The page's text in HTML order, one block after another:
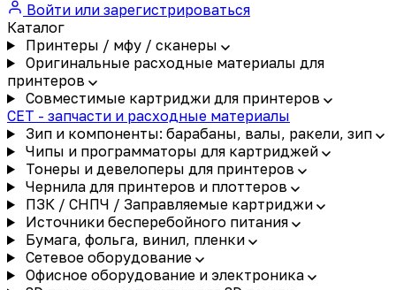
Войти или зарегистрироваться
Каталог
Принтеры / мфу / сканеры
Оригинальные расходные материалы для
принтеров
Совместимые картриджи для принтеров
CET - запчасти и расходные материалы
Зип и компоненты: барабаны, валы, ракели, зип
Чипы и программаторы для картриджей
Тонеры и девелоперы для принтеров
Чернила для принтеров и плоттеров
ПЗК / СНПЧ / Заправляемые картриджи
Источники бесперебойного питания
Бумага, фольга, винил, пленки
Сетевое оборудование
Офисное оборудование и электроника